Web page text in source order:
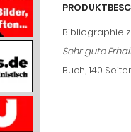
Bibliographie
Sehr gute
Buch, 140